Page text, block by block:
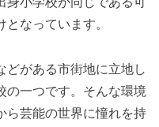
なっています。
どがある市街地に立地し
の一つです。そんな環境
ら芸能の世界に憧れを持